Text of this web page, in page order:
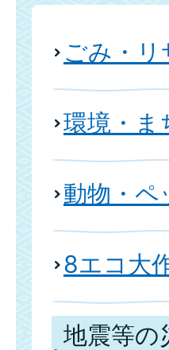
ごみ・
環境・ま
動物・ペ
8エコ大
地震等の